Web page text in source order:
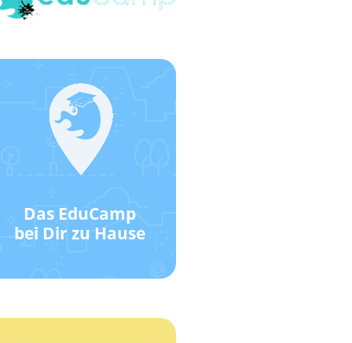
Das EduCamp
bei Dir zu Hause
Werde ein
EduCamp-
Wie das geht?
Klick hier!